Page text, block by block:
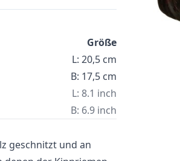
Größe
L: 20,5 cm
B: 17,5 cm
L: 8.1 inch
B: 6.9 inch
geschnitzt und an